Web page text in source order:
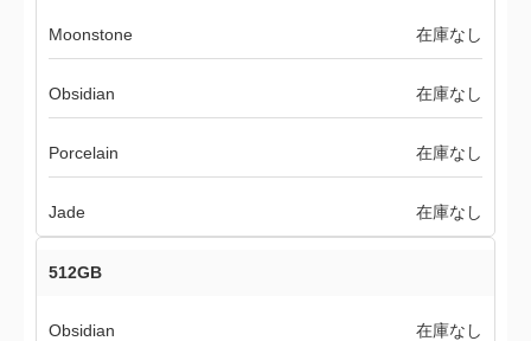
Moonstone 在庫なし
Obsidian 在庫なし
Porcelain 在庫なし
Jade 在庫なし
512GB
Obsidian 在庫なし